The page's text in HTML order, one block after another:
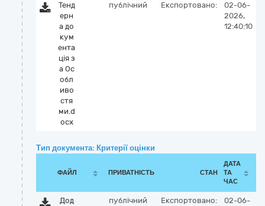
Тенд
ерн
а до
кум
ента
ція з
а Ос
обл
иво
стя
ми.d
ocx
публічний Експортовано:
02-06-
2026,
12:40:10
Тип документа: Критерії оцінки
ФАЙЛ ПРИВАТНІСТЬ СТАН
ДАТА
ТА
ЧАС
Дод
публічний Експортовано:
02-06-